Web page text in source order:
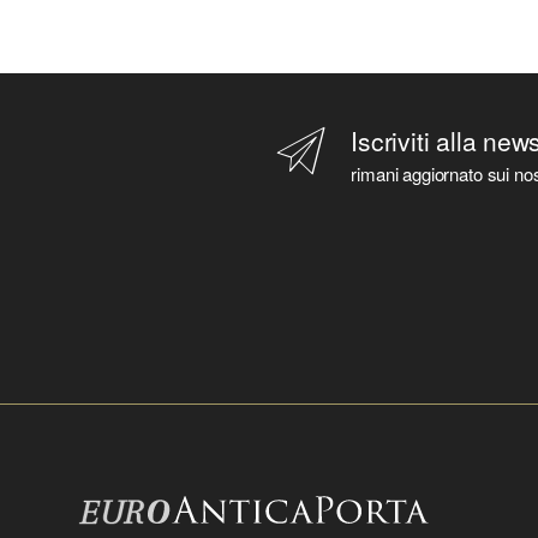
Iscriviti alla
rimani aggiornato sui